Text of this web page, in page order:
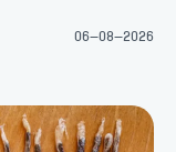
06-08-2026